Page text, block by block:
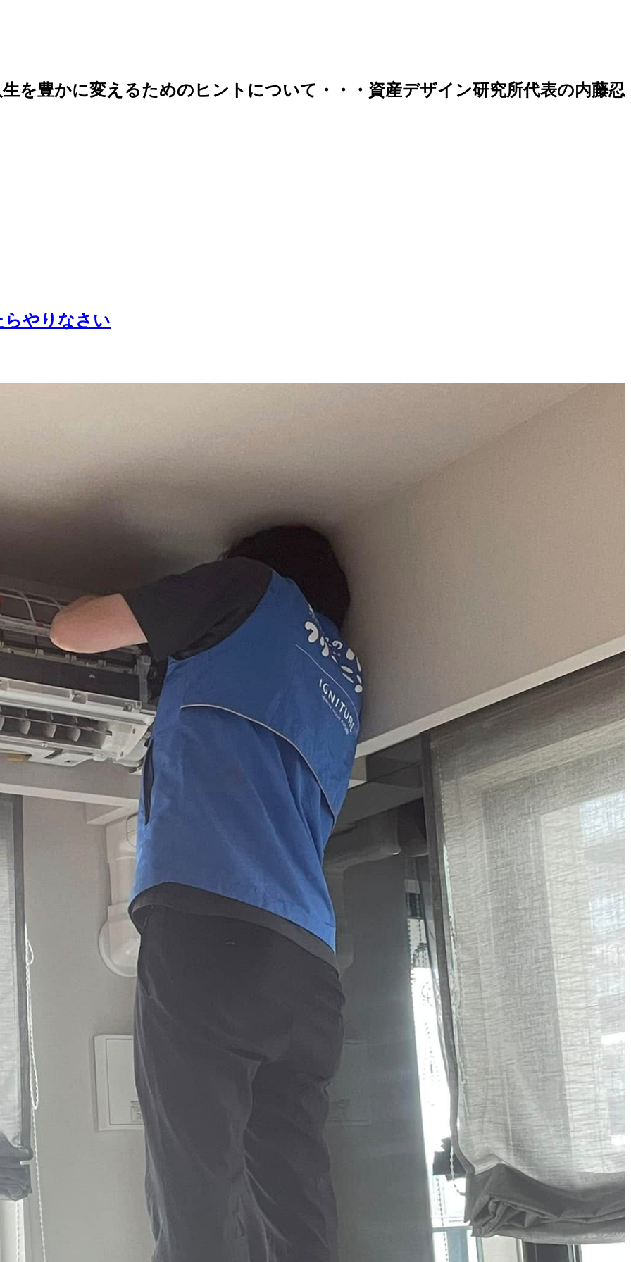
を豊かに変えるためのヒントについて・・・資産デザイン研究所代表の内藤忍
やりなさい